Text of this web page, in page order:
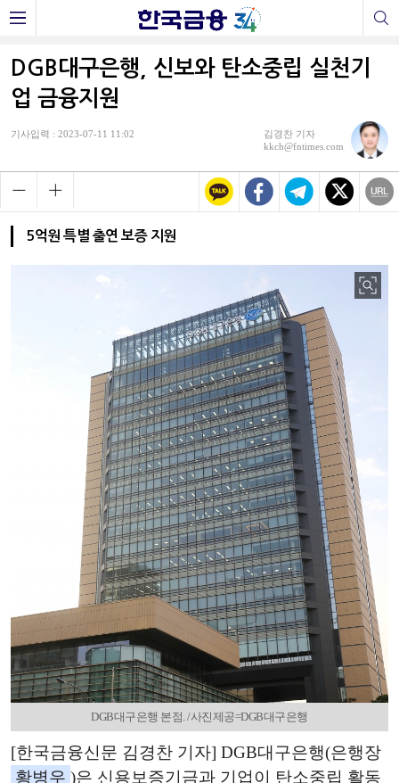
DGB대구은행, 신보와 탄소중립 실천기
업 금융지원
기사입력 : 2023-07-11 11:02
김경찬 기자
kkch@fntimes.com
5억원 특별 출연 보증 지원
DGB대구은행 본점. /사진제공=DGB대구은행
[한국금융신문 김경찬 기자] DGB대구은행(은행장
황병우 )은 신용보증기금과 기업이 탄소중립 활동